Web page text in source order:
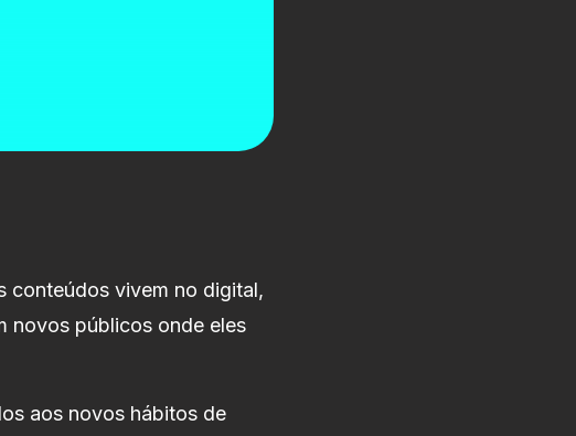
conteúdos vivem no digital,
novos públicos onde eles
aos novos hábitos de